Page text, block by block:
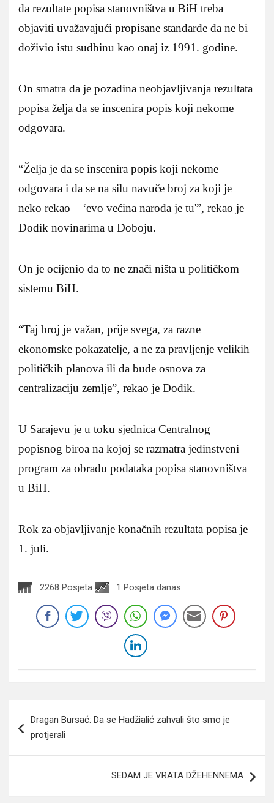
da rezultate popisa stanovništva u BiH treba
objaviti uvažavajući propisane standarde da ne bi
doživio istu sudbinu kao onaj iz 1991. godine.
On smatra da je pozadina neobjavljivanja rezultata
popisa želja da se inscenira popis koji nekome
odgovara.
“Želja je da se inscenira popis koji nekome
odgovara i da se na silu navuče broj za koji je
neko rekao – ‘evo većina naroda je tu'”, rekao je
Dodik novinarima u Doboju.
On je ocijenio da to ne znači ništa u političkom
sistemu BiH.
“Taj broj je važan, prije svega, za razne
ekonomske pokazatelje, a ne za pravljenje velikih
političkih planova ili da bude osnova za
centralizaciju zemlje”, rekao je Dodik.
U Sarajevu je u toku sjednica Centralnog
popisnog biroa na kojoj se razmatra jedinstveni
program za obradu podataka popisa stanovništva
u BiH.
Rok za objavljivanje konačnih rezultata popisa je
1. juli.
2268 Posjeta 1 Posjeta danas
članaka
Dragan Bursać: Da se Hadžialić zahvali što smo je
protjerali
SEDAM JE VRATA DŽEHENNEMA